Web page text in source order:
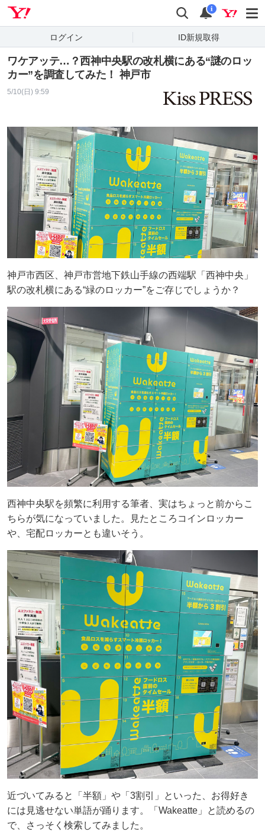
検索 通知
i
ログイン ID新規取得
ワケアッテ…？西神中央駅の改札横にある“謎のロッ
カー”を調査してみた！ 神戸市
5/10(日) 9:59
神戸市西区、神戸市営地下鉄山手線の西端駅「西神中央」
駅の改札横にある“緑のロッカー”をご存じでしょうか？
西神中央駅を頻繁に利用する筆者、実はちょっと前からこ
ちらが気になっていました。見たところコインロッカー
や、宅配ロッカーとも違いそう。
近づいてみると「半額」や「3割引」といった、お得好き
には見逃せない単語が踊ります。「Wakeatte」と読めるの
で、さっそく検索してみました。